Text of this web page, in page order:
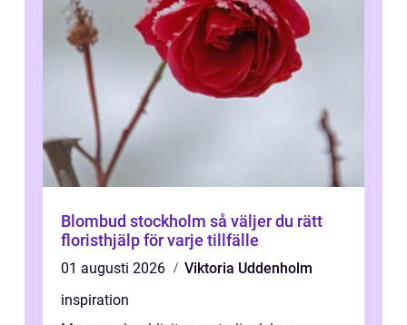
Blombud stockholm så väljer du rätt
floristhjälp för varje tillfälle
01 augusti 2026
Viktoria Uddenholm
inspiration